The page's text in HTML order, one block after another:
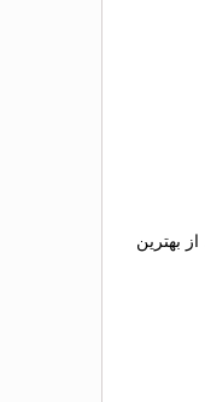
بهترین